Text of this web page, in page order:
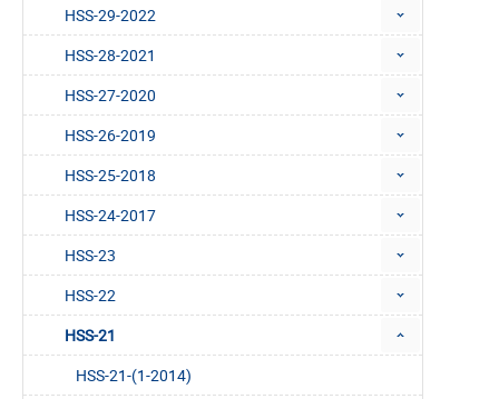
HSS-29-2022
HSS-28-2021
HSS-27-2020
HSS-26-2019
HSS-25-2018
HSS-24-2017
HSS-23
HSS-22
HSS-21
HSS-21-(1-2014)